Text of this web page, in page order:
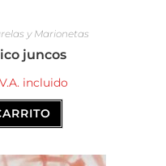
y Marionetas
juncos
incluido